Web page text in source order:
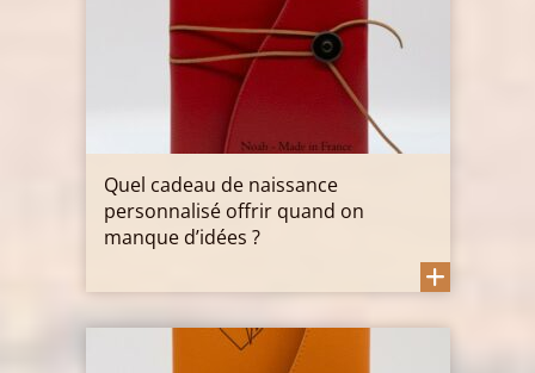
Quel cadeau de naissance
personnalisé offrir quand on
manque d’idées ?